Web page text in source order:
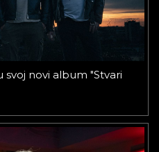
svoj novi album "Stvari